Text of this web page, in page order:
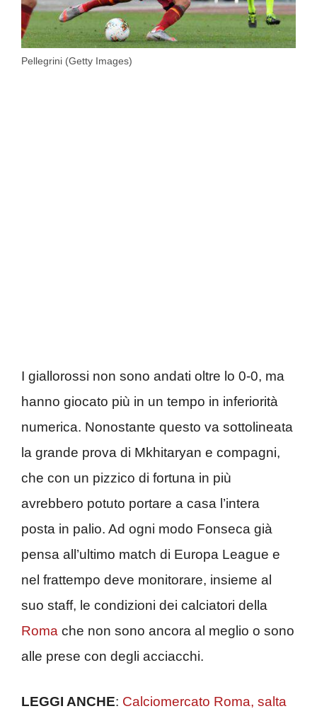
Pellegrini (Getty Images)
I giallorossi non sono andati oltre lo 0-0, ma
hanno giocato più in un tempo in inferiorità
numerica. Nonostante questo va sottolineata
la grande prova di Mkhitaryan e compagni,
che con un pizzico di fortuna in più
avrebbero potuto portare a casa l’intera
posta in palio. Ad ogni modo Fonseca già
pensa all’ultimo match di Europa League e
nel frattempo deve monitorare, insieme al
suo staff, le condizioni dei calciatori della
Roma che non sono ancora al meglio o sono
alle prese con degli acciacchi.
LEGGI ANCHE: Calciomercato Roma, salta